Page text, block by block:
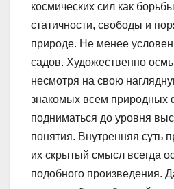
космических сил как
статичности, свободы и
природе. Не менее
садов. Художественно
несмотря на свою
знакомых всем природных
подниматься до уровня
понятия. Внутренняя суть
их скрытый смысл всегда
подобного произведения.